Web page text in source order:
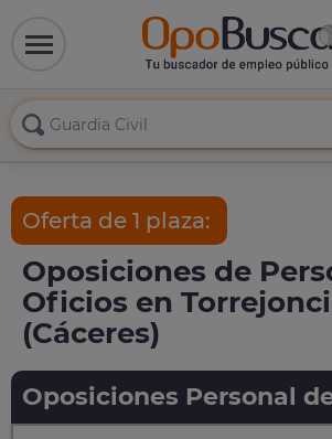
Oferta de 1 plaza:
Oposiciones de
Oficios en
(Cáceres)
Oposiciones Personal